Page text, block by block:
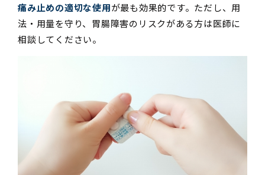
痛み止めの適切な使用が最も効果的です。ただし、用
法・用量を守り、胃腸障害のリスクがある方は医師に
相談してください。